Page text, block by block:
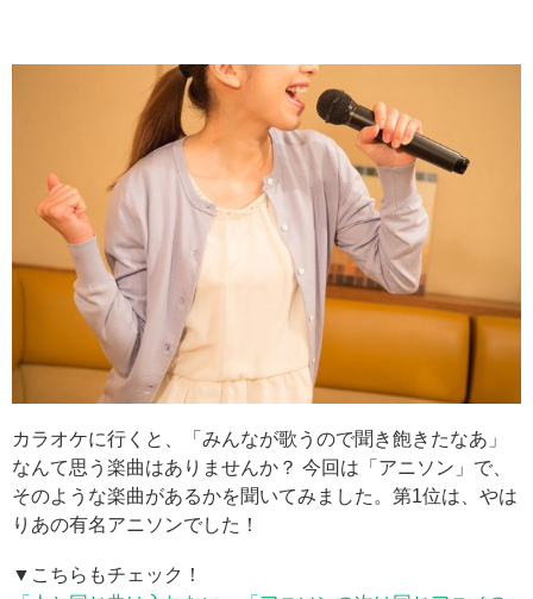
カラオケに行くと、「みんなが歌うので聞き飽きたなあ」
なんて思う楽曲はありませんか？ 今回は「アニソン」で、
そのような楽曲があるかを聞いてみました。第1位は、やは
りあの有名アニソンでした！
▼こちらもチェック！